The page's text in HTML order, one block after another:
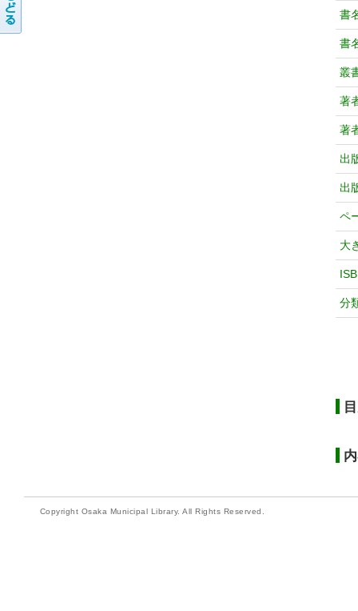
書
書
叢
著
著
出
出
ペ
大
分
Copyright Osaka Municipal Library. All Rights Reserved.